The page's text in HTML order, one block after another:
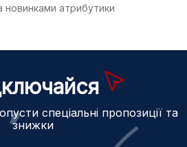
новинками атрибутики
спеціальні пропозиції та
знижки